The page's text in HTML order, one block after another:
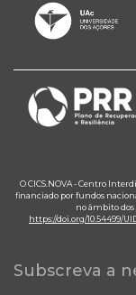
O CICS.NOVA - Centro
financiado por fundos
no âmbito dos
https://doi.org/10.54499/
Subscreva a